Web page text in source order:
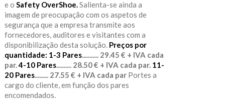
e o Safety OverShoe. Salienta-se ainda a
imagem de preocupação com os aspetos de
segurança que a empresa transmite aos
fornecedores, auditores e visitantes com a
disponibilização desta solução. Preços por
quantidade: 1-3 Pares........... 29.45 € + IVA cada
par. 4-10 Pares.......... 28.50 € + IVA cada par. 11-
20 Pares......... 27.55 € + IVA cada parPortes a
cargo do cliente, em função dos pares
encomendados.